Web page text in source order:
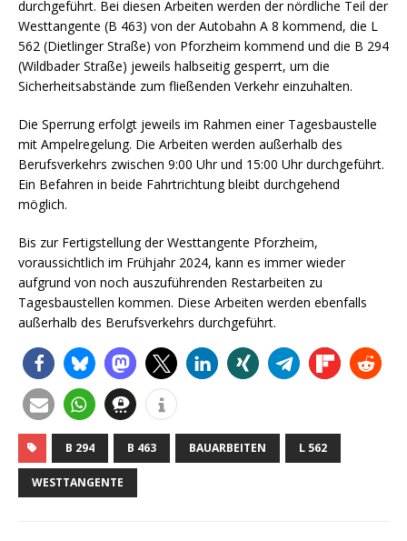
durchgeführt. Bei diesen Arbeiten werden der nördliche Teil der
Westtangente (B 463) von der Autobahn A 8 kommend, die L
562 (Dietlinger Straße) von Pforzheim kommend und die B 294
(Wildbader Straße) jeweils halbseitig gesperrt, um die
Sicherheitsabstände zum fließenden Verkehr einzuhalten.
Die Sperrung erfolgt jeweils im Rahmen einer Tagesbaustelle
mit Ampelregelung. Die Arbeiten werden außerhalb des
Berufsverkehrs zwischen 9:00 Uhr und 15:00 Uhr durchgeführt.
Ein Befahren in beide Fahrtrichtung bleibt durchgehend
möglich.
Bis zur Fertigstellung der Westtangente Pforzheim,
voraussichtlich im Frühjahr 2024, kann es immer wieder
aufgrund von noch auszuführenden Restarbeiten zu
Tagesbaustellen kommen. Diese Arbeiten werden ebenfalls
außerhalb des Berufsverkehrs durchgeführt.
B 294 B 463 BAUARBEITEN L 562
WESTTANGENTE